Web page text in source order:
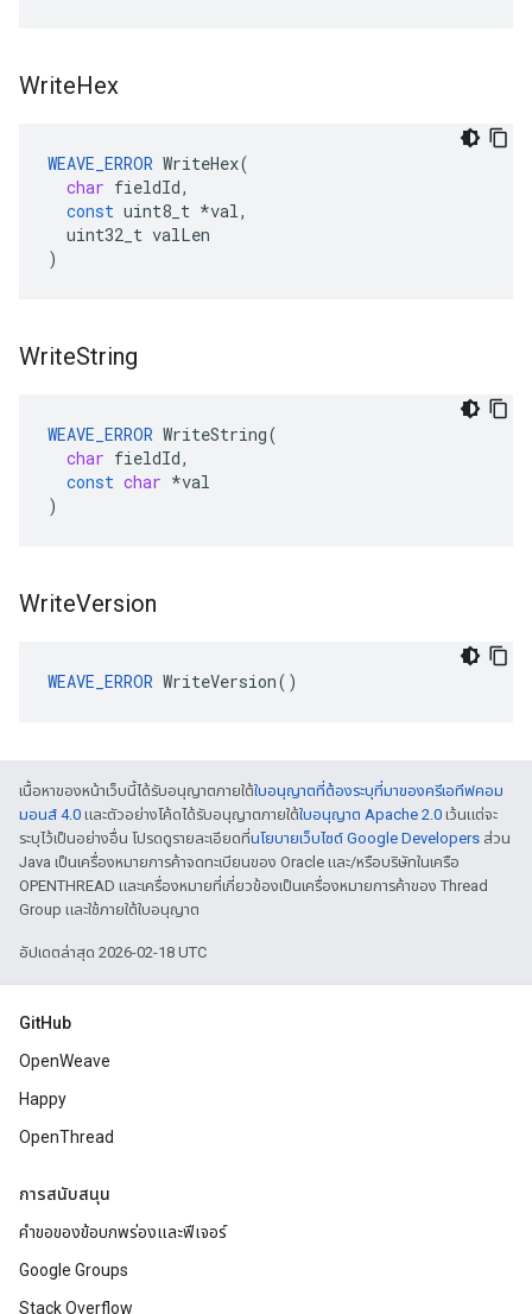
WriteHex
WEAVE_ERROR WriteHex(
char fieldId,
const uint8_t *val,
uint32_t valLen
)
WriteString
WEAVE_ERROR WriteString(
char fieldId,
const char *val
)
WriteVersion
WEAVE_ERROR WriteVersion()
เนื้อหาของหน้าเว็บนี้ได้รับอนุญาตภายใต้ใบอนุญาตที่ต้องระบุที่มาของครีเอทีฟคอม
มอนส์ 4.0 และตัวอย่างโค้ดได้รับอนุญาตภายใต้ใบอนุญาต Apache 2.0 เว้นแต่จะ
ระบุไว้เป็นอย่างอื่น โปรดดูรายละเอียดที่นโยบายเว็บไซต์ Google Developers ส่วน
Java เป็นเครื่องหมายการค้าจดทะเบียนของ Oracle และ/หรือบริษัทในเครือ
OPENTHREAD และเครื่องหมายที่เกี่ยวข้องเป็นเครื่องหมายการค้าของ Thread
Group และใช้ภายใต้ใบอนุญาต
อัปเดตล่าสุด 2026-02-18 UTC
GitHub
OpenWeave
Happy
OpenThread
การสนับสนุน
คำขอของข้อบกพร่องและฟีเจอร์
Google Groups
Stack Overflow